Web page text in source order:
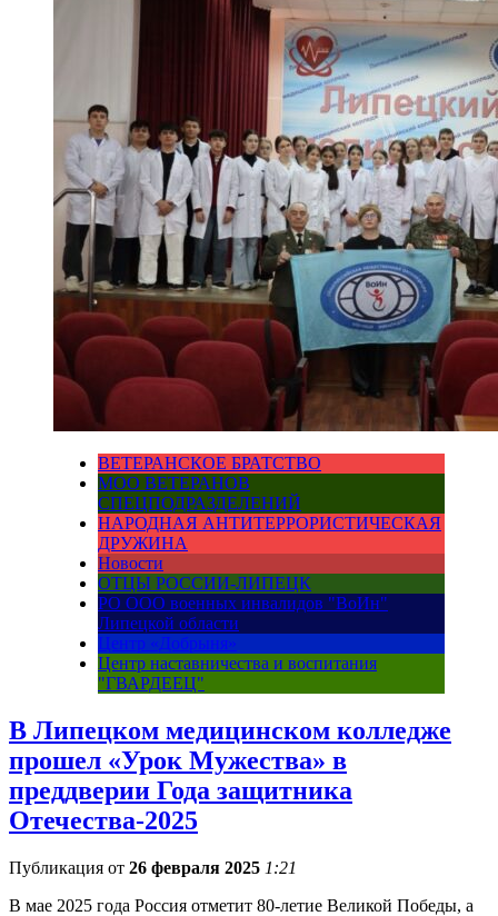
ВЕТЕРАНСКОЕ БРАТСТВО
МОО ВЕТЕРАНОВ
СПЕЦПОДРАЗДЕЛЕНИЙ
НАРОДНАЯ АНТИТЕРРОРИСТИЧЕСКАЯ
ДРУЖИНА
Новости
ОТЦЫ РОССИИ-ЛИПЕЦК
РО ООО военных инвалидов "ВоИн"
Липецкой области
Центр «Добрыня»
Центр наставничества и воспитания
"ГВАРДЕЕЦ"
В Липецком медицинском колледже
прошел «Урок Мужества» в
преддверии Года защитника
Отечества-2025
Публикация от 26 февраля 2025 1:21
В мае 2025 года Россия отметит 80-летие Великой Победы, а